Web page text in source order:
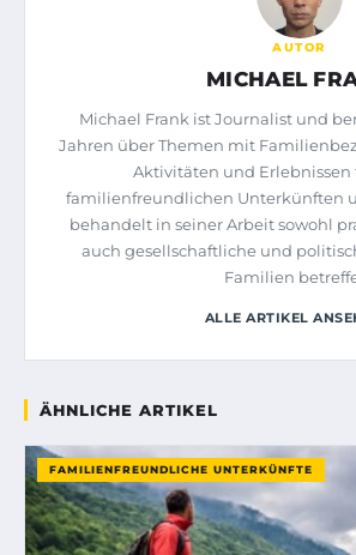
AUTOR
MICHAEL
Michael Frank ist Journalist und
Jahren über Themen mit
Aktivitäten und Erlebnissen
familienfreundlichen Unterkünften
behandelt in seiner Arbeit sowohl
auch gesellschaftliche und
Familien
ALLE ARTIKEL
ÄHNLICHE ARTIKEL
FAMILIENFREUNDLICHE UNTERKÜNFTE